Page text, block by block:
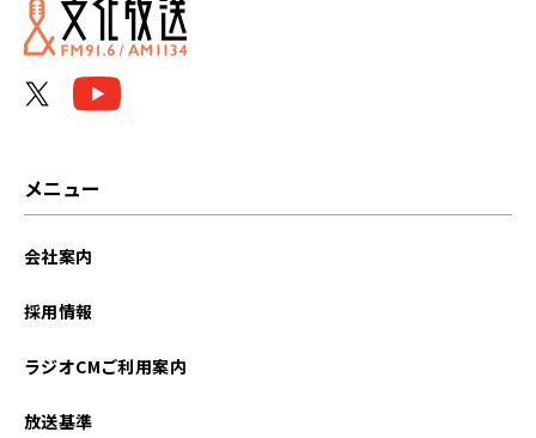
2021年12月
メニュー
会社案内
採用情報
ラジオCMご利用案内
放送基準